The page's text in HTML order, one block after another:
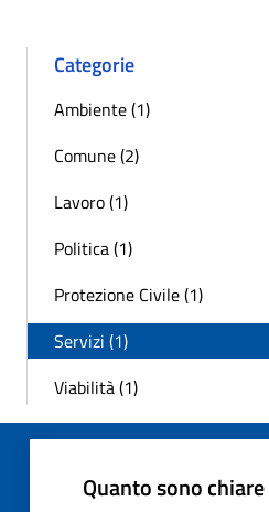
Categorie
Ambiente (1)
Comune (2)
Lavoro (1)
Politica (1)
Protezione Civile (1)
Servizi (1)
Viabilità (1)
Quanto sono